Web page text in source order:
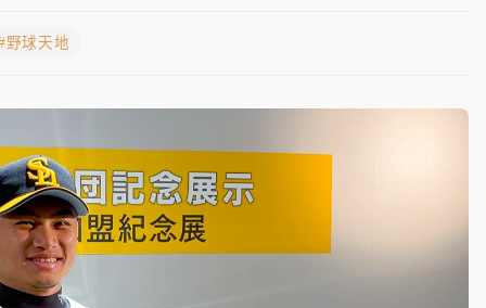
面曝光
聲請遭駁 理由曝光
塞車 周六起展出延長至晚上7時
重開羈押庭
紫」降雨熱區曝
野球天地